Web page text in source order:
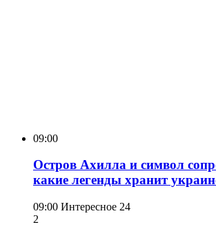
09:00
Остров Ахилла и символ
какие легенды хранит
09:00 Интересное 24
2